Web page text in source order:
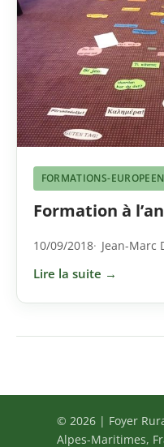
FORMATIONS-
Formation à
10/09/2018 Jean-Marc
Lire la suite →
© 2026 | Foyer
Alpes-Maritimes,